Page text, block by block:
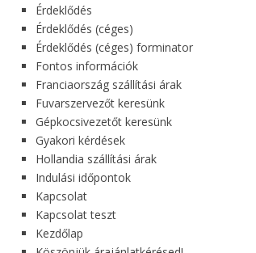
Érdeklődés
Érdeklődés (céges)
Érdeklődés (céges) forminator
Fontos információk
Franciaország szállítási árak
Fuvarszervezőt keresünk
Gépkocsivezetőt keresünk
Gyakori kérdések
Hollandia szállítási árak
Indulási időpontok
Kapcsolat
Kapcsolat teszt
Kezdőlap